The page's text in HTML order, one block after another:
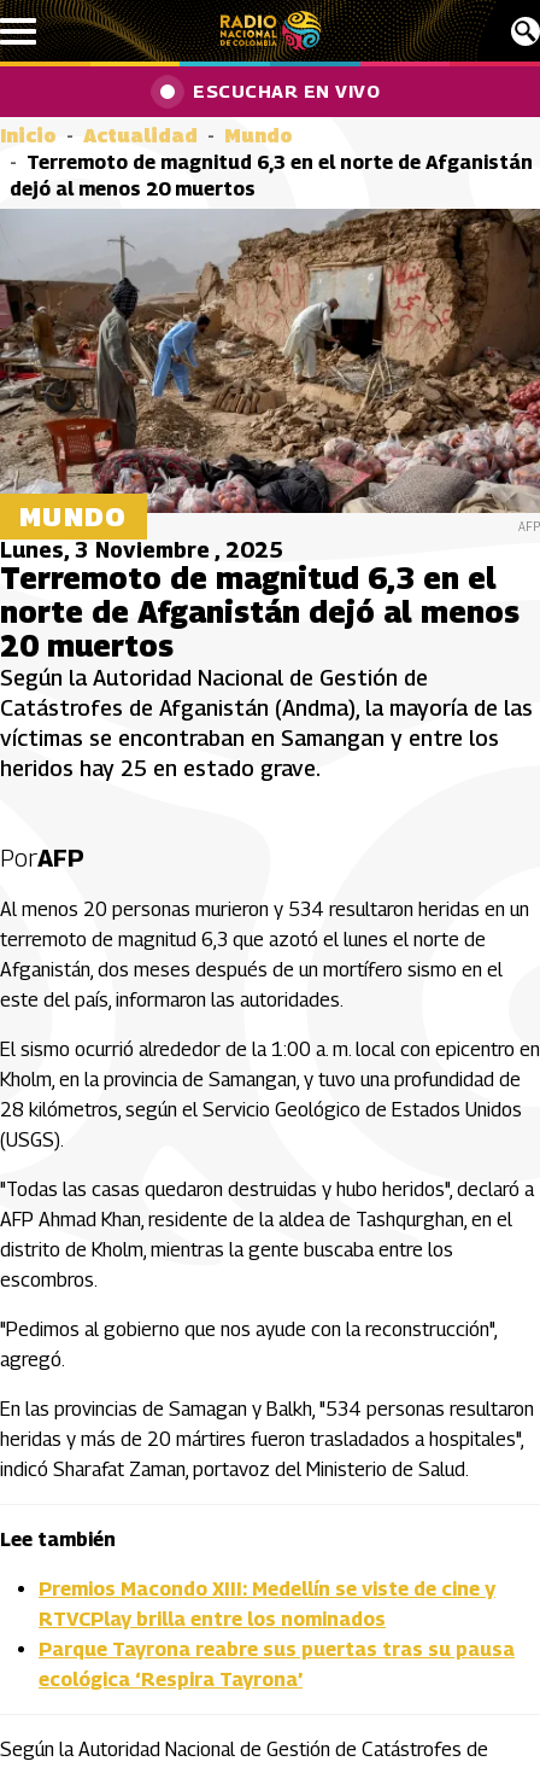
Pasar al contenido principal
ESCUCHAR EN VIVO
Inicio Actualidad
Mundo
Terremoto de magnitud 6,3 en el norte de Afganistán
dejó al menos 20 muertos
MUNDO AFP
Lunes, 3 Noviembre , 2025
Terremoto de magnitud 6,3 en el
norte de Afganistán dejó al menos
20 muertos
Según la Autoridad Nacional de Gestión de
Catástrofes de Afganistán (Andma), la mayoría de las
víctimas se encontraban en Samangan y entre los
heridos hay 25 en estado grave.
PorAFP
Al menos 20 personas murieron y 534 resultaron heridas en un
terremoto de magnitud 6,3 que azotó el lunes el norte de
Afganistán, dos meses después de un mortífero sismo en el
este del país, informaron las autoridades.
El sismo ocurrió alrededor de la 1:00 a. m. local con epicentro en
Kholm, en la provincia de Samangan, y tuvo una profundidad de
28 kilómetros, según el Servicio Geológico de Estados Unidos
(USGS).
"Todas las casas quedaron destruidas y hubo heridos", declaró a
AFP Ahmad Khan, residente de la aldea de Tashqurghan, en el
distrito de Kholm, mientras la gente buscaba entre los
escombros.
"Pedimos al gobierno que nos ayude con la reconstrucción",
agregó.
En las provincias de Samagan y Balkh, "534 personas resultaron
heridas y más de 20 mártires fueron trasladados a hospitales",
indicó Sharafat Zaman, portavoz del Ministerio de Salud.
Lee también
Premios Macondo XIII: Medellín se viste de cine y
RTVCPlay brilla entre los nominados
Parque Tayrona reabre sus puertas tras su pausa
ecológica ‘Respira Tayrona’
Según la Autoridad Nacional de Gestión de Catástrofes de